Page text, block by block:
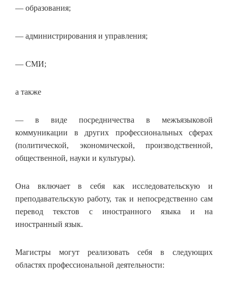
— образования;
— администрирования и управления;
— СМИ;
а также
— в виде посредничества в межъязыковой
коммуникации в других профессиональных сферах
(политической, экономической, производственной,
общественной, науки и культуры).
Она включает в себя как исследовательскую и
преподавательскую работу, так и непосредственно сам
перевод текстов с иностранного языка и на
иностранный язык.
Магистры могут реализовать себя в следующих
областях профессиональной деятельности: